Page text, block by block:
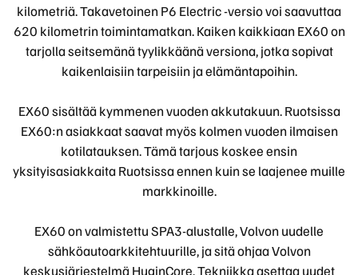
kilometriä. Takavetoinen P6 Electric -versio voi saavuttaa
620 kilometrin toimintamatkan. Kaiken kaikkiaan EX60 on
tarjolla seitsemänä tyylikkäänä versiona, jotka sopivat
kaikenlaisiin tarpeisiin ja elämäntapoihin.
EX60 sisältää kymmenen vuoden akkutakuun. Ruotsissa
EX60:n asiakkaat saavat myös kolmen vuoden ilmaisen
kotilatauksen. Tämä tarjous koskee ensin
yksityisasiakkaita Ruotsissa ennen kuin se laajenee muille
markkinoille.
EX60 on valmistettu SPA3-alustalle, Volvon uudelle
sähköautoarkkitehtuurille, ja sitä ohjaa Volvon
keskusjärjestelmä HuginCore. Tekniikka asettaa uudet